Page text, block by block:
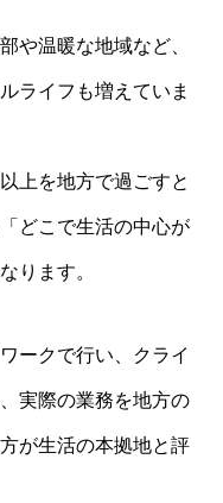
や温暖な地域など、
ライフも増えていま
上を地方で過ごすと
どこで生活の中心が
ります。
ークで行い、クライ
実際の業務を地方の
が生活の本拠地と評